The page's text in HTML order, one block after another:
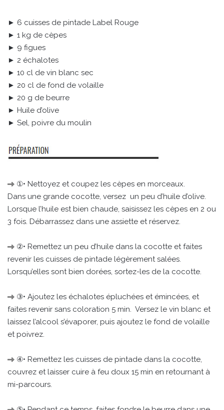
► 6 cuisses de pintade Label Rouge
► 1 kg de cèpes
► 9 figues
► 2 échalotes
► 10 cl de vin blanc sec
► 20 cl de fond de volaille
► 20 g de beurre
► Huile d’olive
► Sel, poivre du moulin
①• Nettoyez et coupez les cèpes en morceaux.
Dans une grande cocotte, versez un peu d’huile d’olive.
Lorsque l’huile est bien chaude, saisissez les cèpes en 2 ou
3 fois. Débarrassez dans une assiette et réservez.
②• Remettez un peu d’huile dans la cocotte et faites
revenir les cuisses de pintade légèrement salées.
Lorsqu’elles sont bien dorées, sortez-les de la cocotte.
③• Ajoutez les échalotes épluchées et émincées, et
faites revenir sans coloration 5 min. Versez le vin blanc et
laissez l’alcool s’évaporer, puis ajoutez le fond de volaille
et poivrez.
④• Remettez les cuisses de pintade dans la cocotte,
couvrez et laisser cuire à feu doux 15 min en retournant à
mi-parcours.